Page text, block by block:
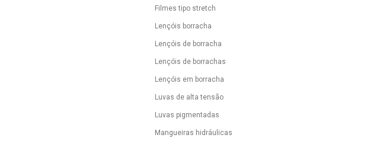
Filmes tipo stretch
Lençóis borracha
Lençóis de borracha
Lençóis de borrachas
Lençóis em borracha
Luvas de alta tensão
Luvas pigmentadas
Mangueiras hidráulicas